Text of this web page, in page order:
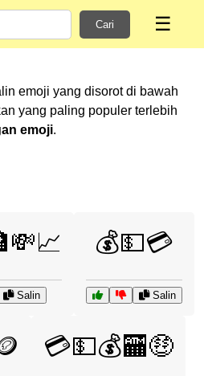
Cari ☰
emoji yang disorot di bawah
yang paling populer terlebih
emoji.
Salin
💰💵💳
Salin
💳💵💰🏧🤑